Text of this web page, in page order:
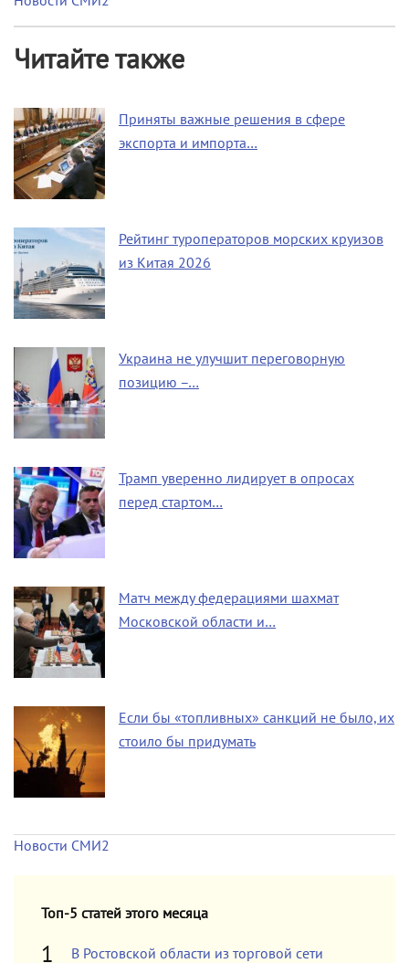
Читайте также
Приняты важные решения в сфере
экспорта и импорта…
Рейтинг туроператоров морских круизов
из Китая 2026
Украина не улучшит переговорную
позицию –…
Трамп уверенно лидирует в опросах
перед стартом…
Матч между федерациями шахмат
Московской области и…
Если бы «топливных» санкций не было, их
стоило бы придумать
Новости СМИ2
Топ-5 статей этого месяца
В Ростовской области из торговой сети